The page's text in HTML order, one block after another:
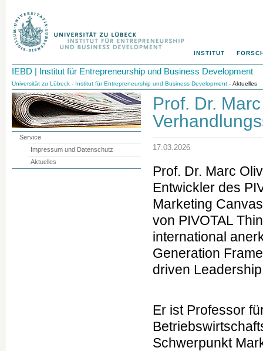
INSTITUT
IEBD | Institut für Entrepreneurship und Business Development
Universität zu Lübeck - Institut für Entrepreneurship und Business Development - Aktuelles
Prof. Dr.
17.03.2026
Prof. Dr. Marc
Entwickler des
Marketing
von PIVOTAL
international
Generation
driven
Er ist Professor
Schwerpunkt
Service
Impressum und Datenschutz
Aktuelles